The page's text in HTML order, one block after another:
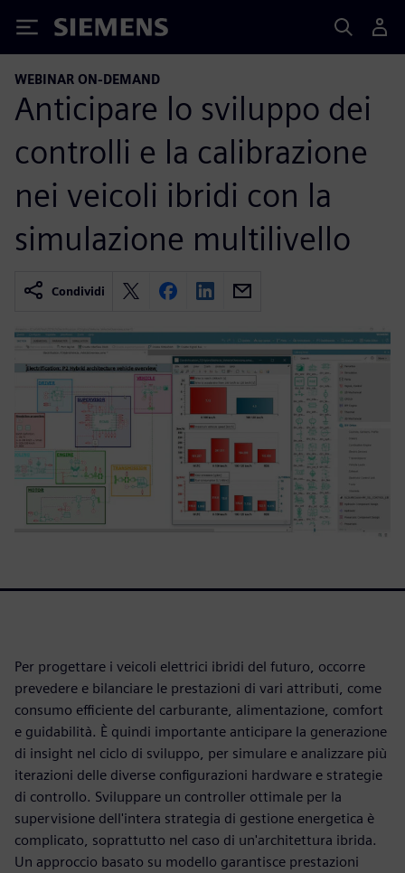
Siemens
WEBINAR ON-DEMAND
Anticipare lo sviluppo dei
controlli e la calibrazione
nei veicoli ibridi con la
simulazione multilivello
Condividi
Per progettare i veicoli elettrici ibridi del futuro, occorre
prevedere e bilanciare le prestazioni di vari attributi, come
consumo efficiente del carburante, alimentazione, comfort
e guidabilità. È quindi importante anticipare la generazione
di insight nel ciclo di sviluppo, per simulare e analizzare più
iterazioni delle diverse configurazioni hardware e strategie
di controllo. Sviluppare un controller ottimale per la
supervisione dell'intera strategia di gestione energetica è
complicato, soprattutto nel caso di un'architettura ibrida.
Un approccio basato su modello garantisce prestazioni